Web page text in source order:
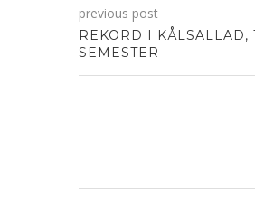
previous post
REKORD I KÅLSALLAD,
SEMESTER